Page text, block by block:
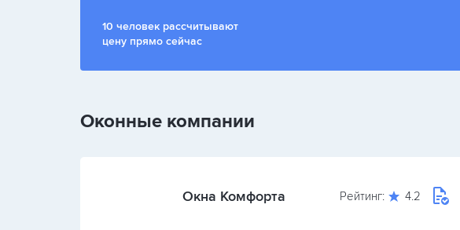
10 человек рассчитывают
цену прямо сейчас
Оконные компании
Окна Комфорта Рейтинг: 4.2